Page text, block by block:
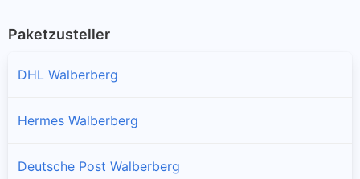
Paketzusteller
DHL Walberberg
Hermes Walberberg
Deutsche Post Walberberg